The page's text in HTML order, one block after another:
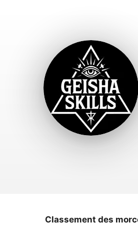
Classement des